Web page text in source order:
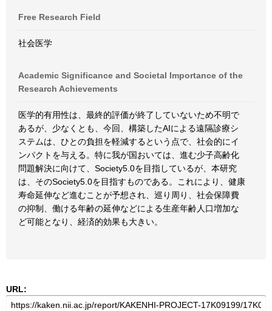
Free Research Field
社会医学
Academic Significance and Societal Importance of the
Research Achievements
医学的有用性は、最終的評価が終了していないため不明で
あるが、少なくとも、今回、構築したAIによる遠隔診療シ
ステムは、ひとの負担を軽減するという点で、社会的にイ
ンパクトを与える。特に我が国おいては、進む少子高齢化
問題解決に向けて、Society5.0を目指しているが、本研究
は、そのSociety5.0を目指すものである。これにより、健康
寿命延伸など進むことが予想され、巡り周り、社会保障費
の抑制、働ける年齢の延伸などによる生産年齢人口増加な
ど可能となり、経済的効果も大きい。
URL: